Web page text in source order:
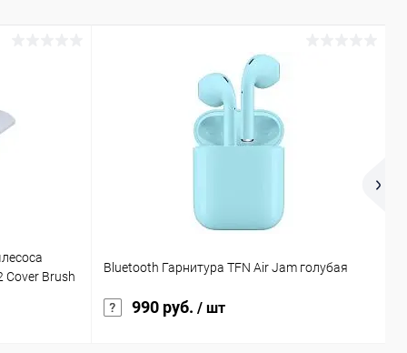
Cover Brush
Bluetooth Гарнитура TFN Air Jam голубая
990 руб. / шт